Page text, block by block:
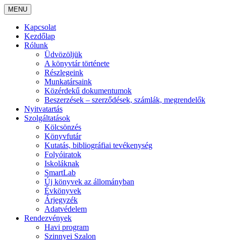
MENU
Kapcsolat
Kezdőlap
Rólunk
Üdvözöljük
A könyvtár története
Részlegeink
Munkatársaink
Közérdekű dokumentumok
Beszerzések – szerződések, számlák, megrendelők
Nyitvatartás
Szolgáltatások
Kölcsönzés
Könyvfutár
Kutatás, bibliográfiai tevékenység
Folyóiratok
Iskoláknak
SmartLab
Új könyvek az állományban
Évkönyvek
Árjegyzék
Adatvédelem
Rendezvények
Havi program
Szinnyei Szalon